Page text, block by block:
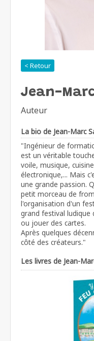
< Retour
Jean-
Auteur
La bio de Jean-Marc
"Ingénieur de
est un véritable
voile, musique,
électronique,... Mais
une grande passion.
petit morceau de
l'organisation d'un
grand festival ludique
ou jouer des cartes.
Après quelques
côté des créateurs."
Les livres de Jean-